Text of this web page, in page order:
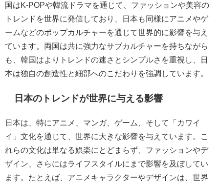
国はK-POPや韓流ドラマを通じて、ファッションや美容の
トレンドを世界に発信しており、日本も同様にアニメやゲ
ームなどのポップカルチャーを通じて世界的に影響を与え
ています。両国は共に強力なサブカルチャーを持ちながら
も、韓国はよりトレンドの速さとシンプルさを重視し、日
本は独自の創造性と細部へのこだわりを強調しています。
日本のトレンドが世界に与える影響
日本は、特にアニメ、マンガ、ゲーム、そして「カワイ
イ」文化を通じて、世界に大きな影響を与えています。こ
れらの文化は単なる娯楽にとどまらず、ファッションやデ
ザイン、さらにはライフスタイルにまで影響を及ぼしてい
ます。たとえば、アニメキャラクターやデザインは、世界